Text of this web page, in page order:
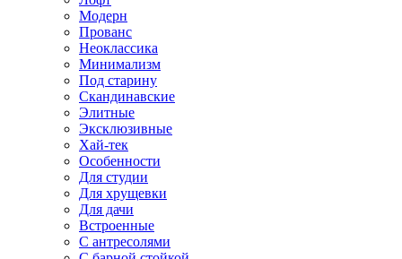
Модерн
Прованс
Неоклассика
Минимализм
Под старину
Скандинавские
Элитные
Эксклюзивные
Хай-тек
Особенности
Для студии
Для хрущевки
Для дачи
Встроенные
С антресолями